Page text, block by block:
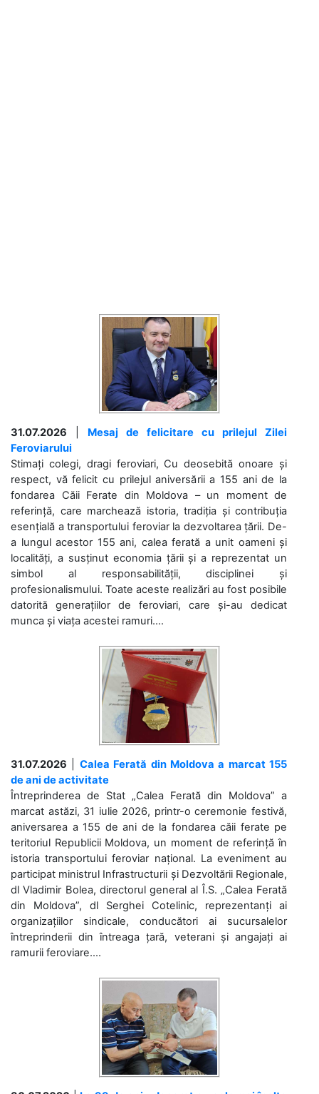
31.07.2026
Mesaj de felicitare cu prilejul Zilei
Feroviarului
Stimați colegi, dragi feroviari, Cu deosebită onoare și
respect, vă felicit cu prilejul aniversării a 155 ani de la
fondarea Căii Ferate din Moldova – un moment de
referință, care marchează istoria, tradiția și contribuția
esențială a transportului feroviar la dezvoltarea țării. De-
a lungul acestor 155 ani, calea ferată a unit oameni și
localități, a susținut economia țării și a reprezentat un
simbol al responsabilității, disciplinei și
profesionalismului. Toate aceste realizări au fost posibile
datorită generațiilor de feroviari, care și-au dedicat
munca și viața acestei ramuri....
31.07.2026
Calea Ferată din Moldova a marcat 155
de ani de activitate
Întreprinderea de Stat „Calea Ferată din Moldova” a
marcat astăzi, 31 iulie 2026, printr-o ceremonie festivă,
aniversarea a 155 de ani de la fondarea căii ferate pe
teritoriul Republicii Moldova, un moment de referință în
istoria transportului feroviar național. La eveniment au
participat ministrul Infrastructurii și Dezvoltării Regionale,
dl Vladimir Bolea, directorul general al Î.S. „Calea Ferată
din Moldova”, dl Serghei Cotelinic, reprezentanți ai
organizațiilor sindicale, conducători ai sucursalelor
întreprinderii din întreaga țară, veterani și angajați ai
ramurii feroviare....